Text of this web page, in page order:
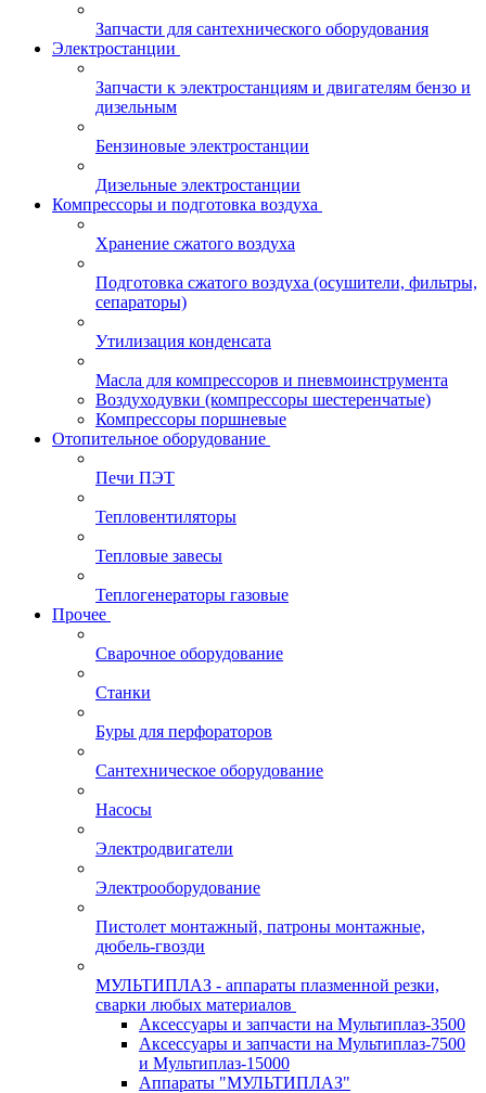
Запчасти для сантехнического оборудования
Электростанции
Запчасти к электростанциям и двигателям бензо и
дизельным
Бензиновые электростанции
Дизельные электростанции
Компрессоры и подготовка воздуха
Хранение сжатого воздуха
Подготовка сжатого воздуха (осушители, фильтры,
сепараторы)
Утилизация конденсата
Масла для компрессоров и пневмоинструмента
Воздуходувки (компрессоры шестеренчатые)
Компрессоры поршневые
Отопительное оборудование
Печи ПЭТ
Тепловентиляторы
Тепловые завесы
Теплогенераторы газовые
Прочее
Сварочное оборудование
Станки
Буры для перфораторов
Сантехническое оборудование
Насосы
Электродвигатели
Электрооборудование
Пистолет монтажный, патроны монтажные,
дюбель-гвозди
МУЛЬТИПЛАЗ - аппараты плазменной резки,
сварки любых материалов
Аксессуары и запчасти на Мультиплаз-3500
Аксессуары и запчасти на Мультиплаз-7500
и Мультиплаз-15000
Аппараты "МУЛЬТИПЛАЗ"